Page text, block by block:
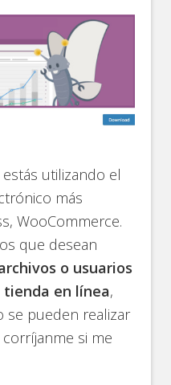
utilizando el
más
WooCommerce.
que desean
o usuarios
tienda en línea,
se pueden realizar
si me